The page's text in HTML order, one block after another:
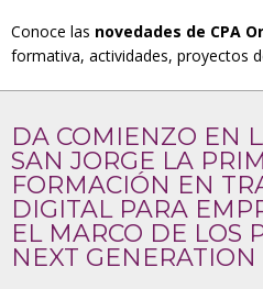
Conoce las novedades de CPA
formativa, actividades, proyectos
DA COMIENZO EN
SAN JORGE LA
FORMACIÓN EN
DIGITAL PARA
EL MARCO DE LOS
NEXT GENERATION